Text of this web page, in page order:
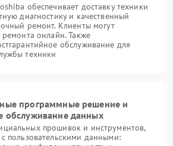
обеспечивает доставку техники
диагностику и качественный
ремонт. Клиенты могут
ремонта онлайн. Также
обслуживание для
техники
программные решение и
обслуживание данных
прошивок и инструментов,
пользовательскими данными: